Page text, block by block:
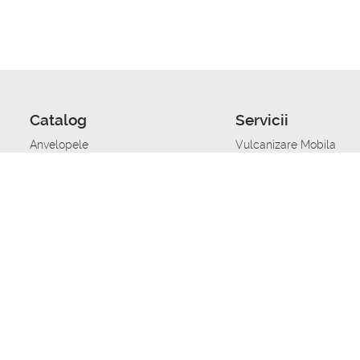
Catalog
Anvelopele
Servicii
Vulcanizare Mobila